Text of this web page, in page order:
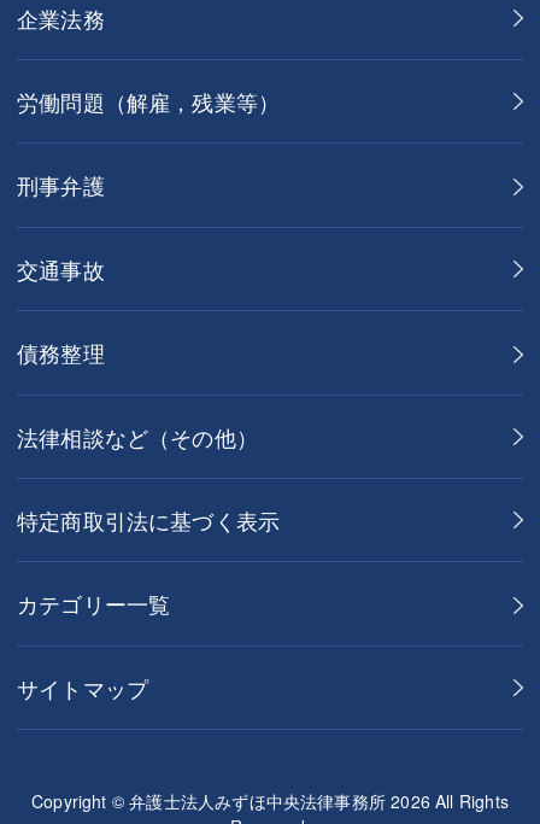
企業法務
労働問題（解雇，残業等）
刑事弁護
交通事故
債務整理
法律相談など（その他）
特定商取引法に基づく表示
カテゴリー一覧
サイトマップ
Copyright © 弁護士法人みずほ中央法律事務所 2026 All Rights